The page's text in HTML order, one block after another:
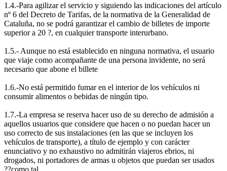
1.4.-Para agilizar el servicio y siguiendo las indicaciones del artículo
nº 6 del Decreto de Tarifas, de la normativa de la Generalidad de
Cataluña, no se podrá garantizar el cambio de billetes de importe
superior a 20 ?, en cualquier transporte interurbano.
1.5.- Aunque no está establecido en ninguna normativa, el usuario
que viaje como acompañante de una persona invidente, no será
necesario que abone el billete
1.6.-No está permitido fumar en el interior de los vehículos ni
consumir alimentos o bebidas de ningún tipo.
1.7.-La empresa se reserva hacer uso de su derecho de admisión a
aquellos usuarios que considere que hacen o no puedan hacer un
uso correcto de sus instalaciones (en las que se incluyen los
vehículos de transporte), a título de ejemplo y con carácter
enunciativo y no exhaustivo no admitirán viajeros ebrios, ni
drogados, ni portadores de armas u objetos que puedan ser usados
??como tal.